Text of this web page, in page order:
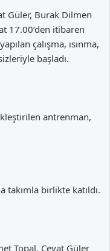
Güler, Burak Dilmen
17.00’den itibaren
çalışma, ısınma,
başladı.
antrenman,
takımla birlikte katıldı.
Topal, Cevat Güler